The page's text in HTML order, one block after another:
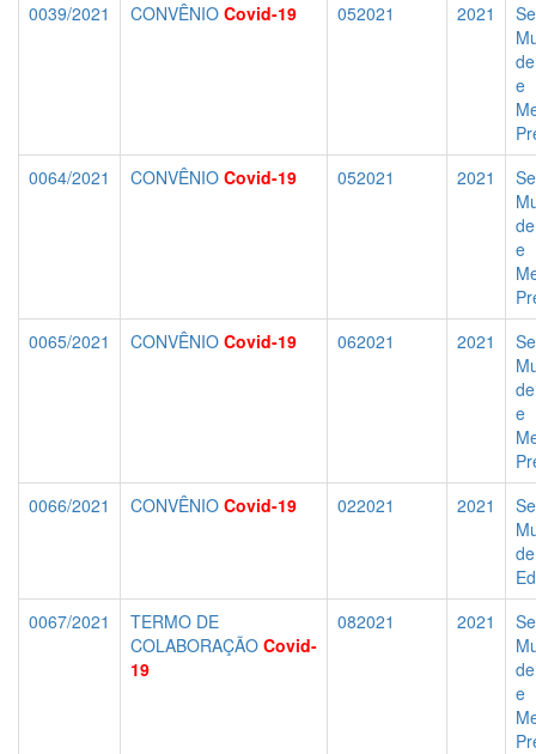
0039/2021
CONVÊNIO Covid-19 052021 2021
e
0064/2021
CONVÊNIO Covid-19 052021 2021
e
0065/2021
CONVÊNIO Covid-19 062021 2021
e
0066/2021
CONVÊNIO Covid-19 022021 2021
de
0067/2021
TERMO DE
COLABORAÇÃO Covid-
19
082021 2021
e